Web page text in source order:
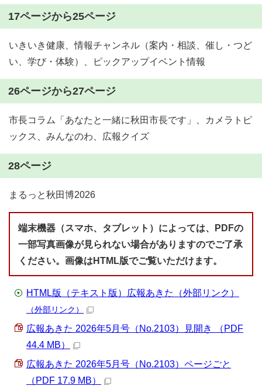
17ページから25ページ
いきいき健康、情報チャンネル（案内・相談、催し・つど
い、学び・体験）、ピックアップイベント情報
26ページから27ページ
市長コラム「あなたと一緒に秋田市長です」、カメラトピ
ックス、みんなのわ、広報クイズ
28ページ
まるっと秋田博2026
端末機器（スマホ、タブレット）によっては、PDFの
一部写真画像が見られない場合がありますのでご了承
ください。画像はHTML版でご覧いただけます。
HTML版（テキスト版）広報あきた（外部リンク）
（外部リンク）
広報あきた 2026年5月号（No.2103）見開き （PDF
44.4 MB）
広報あきた 2026年5月号（No.2103）ページごと
（PDF 17.9 MB）